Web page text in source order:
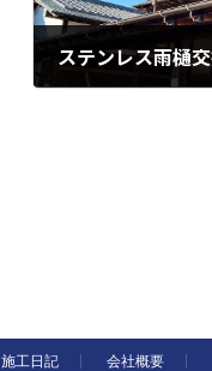
施工日記 会社概要